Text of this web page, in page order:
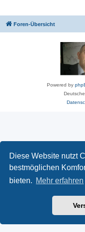
Diese Website nutzt
bestmöglichen
bieten. Mehr erfahren
Foren-Übersicht
Powered by